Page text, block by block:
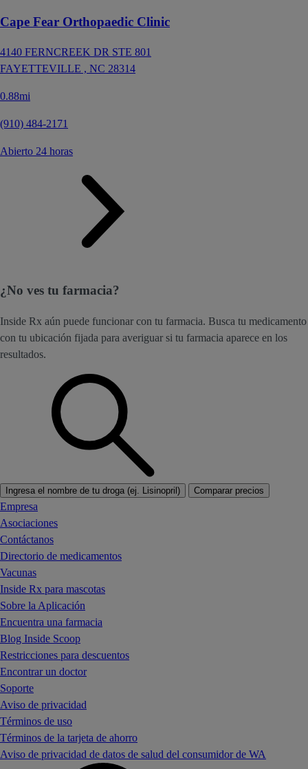
Cape Fear Orthopaedic Clinic
4140 FERNCREEK DR STE 801
FAYETTEVILLE , NC 28314
0.88mi
(910) 484-2171
Abierto 24 horas
¿No ves tu farmacia?
Inside Rx aún puede funcionar con tu farmacia. Busca tu medicamento
con tu ubicación fijada para averiguar si tu farmacia aparece en los
resultados.
Ingresa el nombre de tu droga (ej. Lisinopril) Comparar precios
Empresa
Asociaciones
Contáctanos
Directorio de medicamentos
Vacunas
Inside Rx para mascotas
Sobre la Aplicación
Encuentra una farmacia
Blog Inside Scoop
Restricciones para descuentos
Encontrar un doctor
Soporte
Aviso de privacidad
Términos de uso
Términos de la tarjeta de ahorro
Aviso de privacidad de datos de salud del consumidor de WA